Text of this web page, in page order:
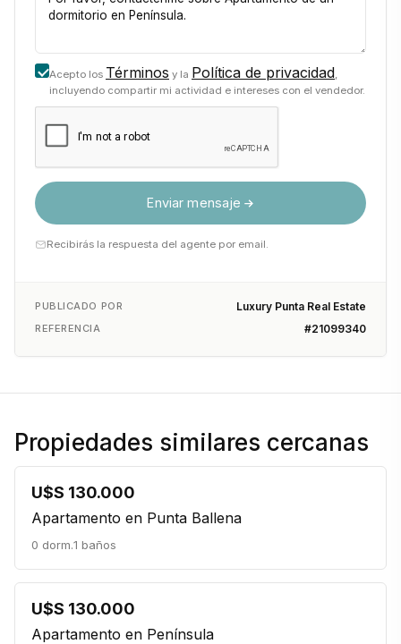
Acepto los Términos y la Política de privacidad,
incluyendo compartir mi actividad e intereses con el vendedor.
Enviar mensaje
Recibirás la respuesta del agente por email.
PUBLICADO POR Luxury Punta Real Estate
REFERENCIA #21099340
Propiedades similares cercanas
U$S 130.000
Apartamento en Punta Ballena
0 dorm.1 baños
U$S 130.000
Apartamento en Península